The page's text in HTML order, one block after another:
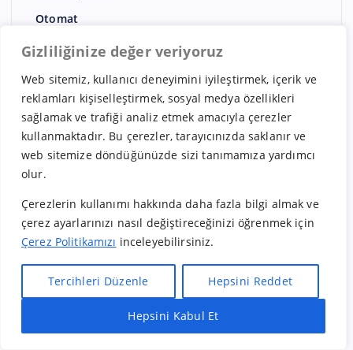
Gizliliğinize değer veriyoruz
Web sitemiz, kullanıcı deneyimini iyileştirmek, içerik ve
reklamları kişiselleştirmek, sosyal medya özellikleri
sağlamak ve trafiği analiz etmek amacıyla çerezler
kullanmaktadır. Bu çerezler, tarayıcınızda saklanır ve
web sitemize döndüğünüzde sizi tanımamıza yardımcı
olur.
Çerezlerin kullanımı hakkında daha fazla bilgi almak ve
çerez ayarlarınızı nasıl değiştireceğinizi öğrenmek için
Çerez Politikamızı inceleyebilirsiniz.
Tercihleri Düzenle Hepsini Reddet
Hepsini Kabul Et
Otomat
Otomotiv
Rusya Bayilikleri
Sağlık
Şarküteri
Sigortacılık
Sokak Lezzetleri
spor
Suudi Arabistan
Uluslararası Bayilikler
Ürün / Tedarik
Hızlı Bayilik Al